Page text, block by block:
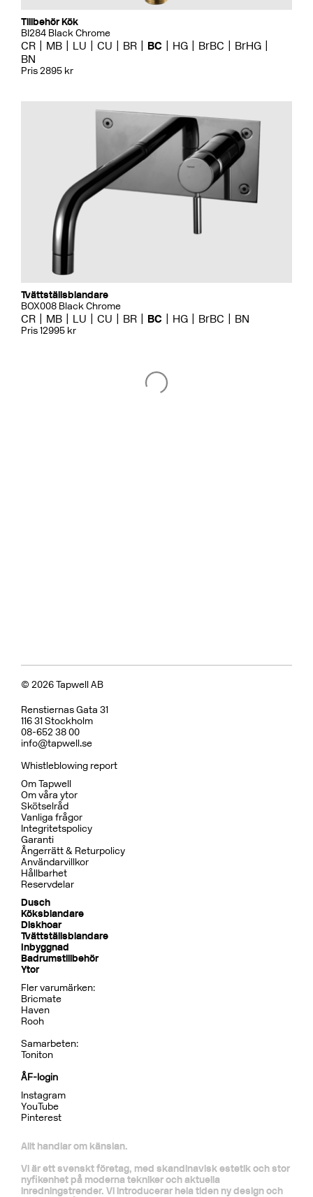
Tillbehör Kök
BI284 Black Chrome
CR MB LU CU BR BC HG BrBC
BrHG
BN
Pris 2895 kr
Tvättställsblandare
BOX008 Black Chrome
CR MB LU CU BR BC HG BrBC BN
Pris 12995 kr
Koppar
BOX7200 ED2 Black Chrome
CR MB
Pris 29995 kr
Dusch
BOX7268 ED2 Black Chrome
CR MB